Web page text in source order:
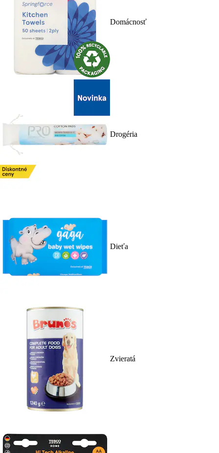
Domácnosť
Drogéria
Dieťa
Zvieratá